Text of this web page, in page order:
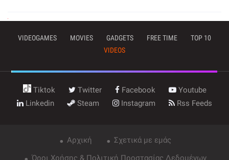
VIDEOGAMES MOVIES GADGETS FREE TIME
TOP 10
VIDEOS
Tiktok Twitter Facebook
Youtube
Linkedin
Steam Instagram Rss Feeds
Αρχική
Σχετικά με εμάς
Όροι Χρήσης & Πολιτική Προστασίας Δεδομένων